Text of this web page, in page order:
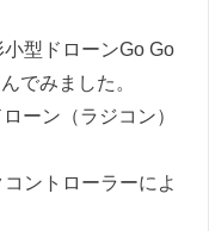
型ドローンGo Go
でみました。
ーン（ラジコン）
ントローラーによ